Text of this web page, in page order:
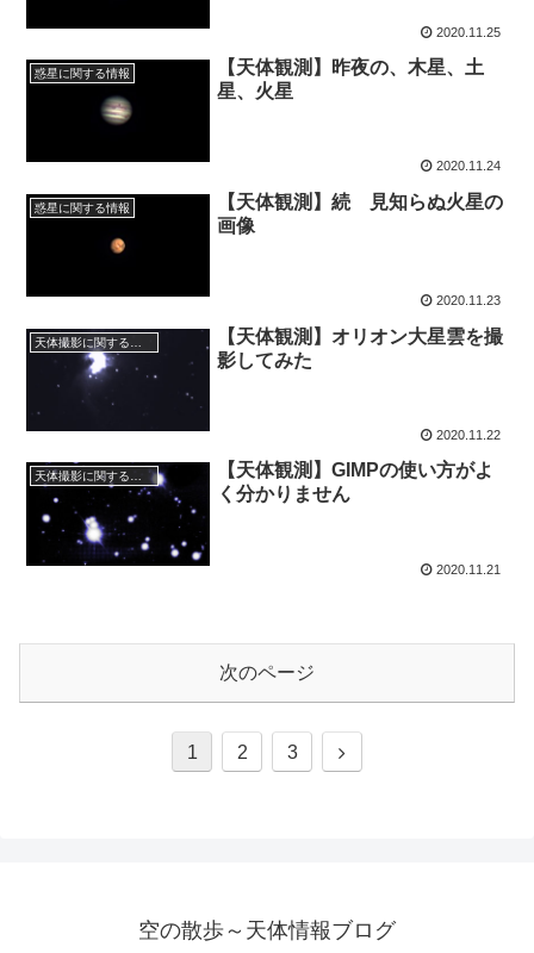
2020.11.25
惑星に関する情報
【天体観測】昨夜の、木星、土
星、火星
2020.11.24
惑星に関する情報
【天体観測】続 見知らぬ火星の
画像
2020.11.23
【天体観測】オリオン大星雲を撮
影してみた
2020.11.22
天体撮影に関する事項
【天体観測】GIMPの使い方がよ
く分かりません
2020.11.21
次のページ
1 2 3
次
空の散歩～天体情報ブログ